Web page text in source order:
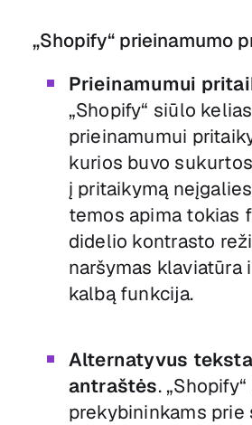
„Shopify“ prieinamumo
Prieinamumui
„Shopify“ siūlo kelias
prieinamumui
kurios buvo
į pritaikymą
temos apima tokias
didelio kontrasto
naršymas klaviatūra
kalbą funkcija.
Alternatyvus
antraštės.
prekybininkams prie